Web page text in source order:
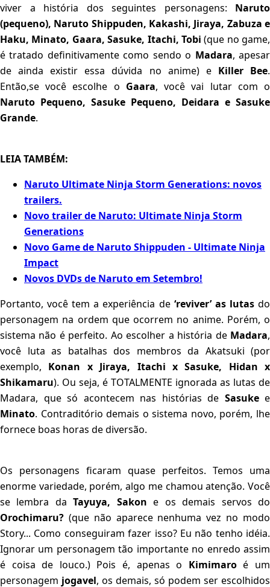
viver a história dos seguintes personagens: Naruto
(pequeno), Naruto Shippuden, Kakashi, Jiraya, Zabuza e
Haku, Minato, Gaara, Sasuke, Itachi, Tobi (que no game,
é tratado definitivamente como sendo o Madara, apesar
de ainda existir essa dúvida no anime) e Killer Bee.
Então,se você escolhe o Gaara, você vai lutar com o
Naruto Pequeno, Sasuke Pequeno, Deidara e Sasuke
Grande.
LEIA TAMBÉM:
Naruto Ultimate Ninja Storm Generations: novos
trailers.
Novo trailer de Naruto: Ultimate Ninja Storm
Generations
Novo Game de Naruto Shippuden - Ultimate Ninja
Impact
Novos DVDs de Naruto em Setembro!
Portanto, você tem a experiência de ‘reviver’ as lutasdo
personagem na ordem que ocorrem no anime. Porém, o
sistema não é perfeito. Ao escolher a história de Madara,
você luta as batalhas dos membros da Akatsuki (por
exemplo, Konan x Jiraya, Itachi x Sasuke, Hidan x
Shikamaru). Ou seja, é TOTALMENTE ignorada as lutas de
Madara, que só acontecem nas histórias de Sasukee
Minato. Contraditório demais o sistema novo, porém, lhe
fornece boas horas de diversão.
Os personagens ficaram quase perfeitos. Temos uma
enorme variedade, porém, algo me chamou atenção. Você
se lembra da Tayuya, Sakon e os demais servos do
Orochimaru? (que não aparece nenhuma vez no modo
Story... Como conseguiram fazer isso? Eu não tenho idéia.
Ignorar um personagem tão importante no enredo assim
é coisa de louco.) Pois é, apenas o Kimimaroé um
personagem jogavel, os demais, só podem ser escolhidos